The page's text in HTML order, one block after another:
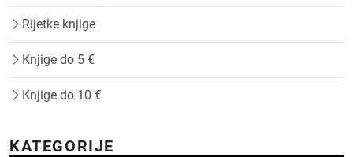
Rijetke knjige
Knjige do 5 €
Knjige do 10 €
KATEGORIJE